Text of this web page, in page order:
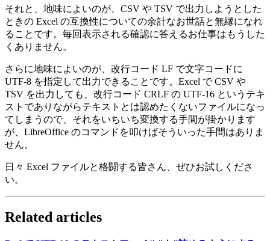
それと、地味によいのが、CSV や TSV で出力しようとした
ときの Excel の互換性についての余計なお世話と無縁になれ
ることです。毎回表示される確認に答えるお仕事はもうした
くありません。
さらに地味によいのが、改行コード LF で文字コードに
UTF-8 を指定して出力できることです。Excel で CSV や
TSV を出力しても、改行コード CRLF の UTF-16 というテキ
ストでありながらテキストとは認めたくないファイルになっ
てしまうので、それをいちいち変換する手間が掛かります
が、LibreOffice のコマンドを叩けばそういった手間はありま
せん。
日々 Excel ファイルと格闘する皆さん、ぜひお試しくださ
い。
Related articles